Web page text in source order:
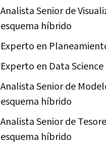
Analista Senior de
esquema híbrido
Experto en
Experto en Data
Analista Senior de
esquema híbrido
Analista Senior de
esquema híbrido